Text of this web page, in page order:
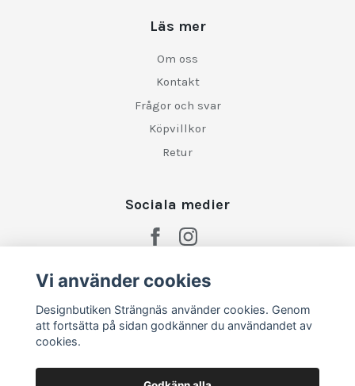
Läs mer
Om oss
Kontakt
Frågor och svar
Köpvillkor
Retur
Sociala medier
Vi använder cookies
Designbutiken Strängnäs använder cookies. Genom
att fortsätta på sidan godkänner du användandet av
cookies.